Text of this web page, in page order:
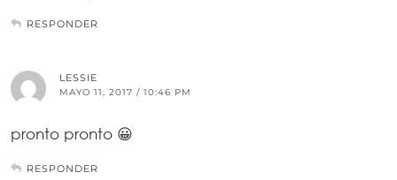
RESPONDER
LESSIE
MAYO 11, 2017 / 10:46 PM
pronto pronto 😀
RESPONDER